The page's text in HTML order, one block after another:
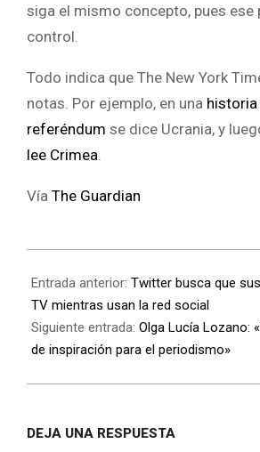
siga el mismo concepto, pues ese
control.
Todo indica que The New York
notas. Por ejemplo, en una historia
referéndum se dice Ucrania, y
lee Crimea
Vía The Guardian
Entrada anterior: Twitter busca que
TV mientras usan la red social
Siguiente entrada: Olga Lucía Lozano:
de inspiración para el periodismo»
DEJA UNA RESPUESTA